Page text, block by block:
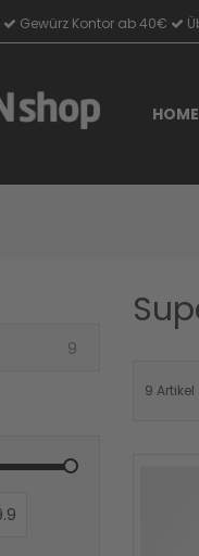
Gewürz Kontor ab 40€
HOME
9 Artikel
9